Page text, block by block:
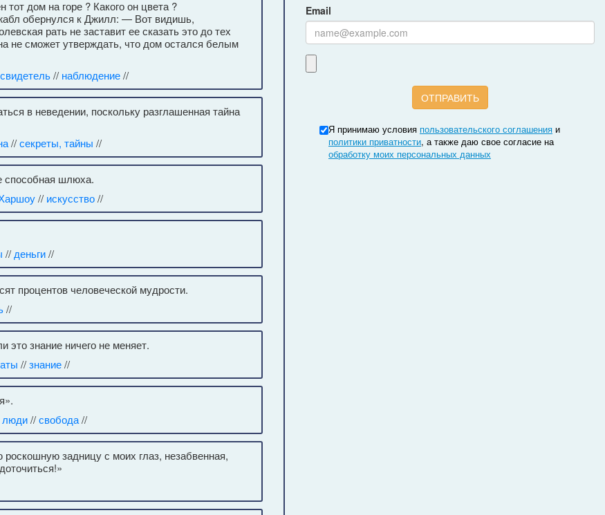
дом на горе ? Какого он цвета ?
обернулся к Джилл: — Вот видишь,
рать не заставит ее сказать это до тех
не сможет утверждать, что дом остался белым
свидетель// наблюдение//
в неведении, поскольку разглашенная тайна
//секреты, тайны //
способная шлюха.
// искусство//
// деньги//
процентов человеческой мудрости.
//
знание ничего не меняет.
//знание//
люди//свобода//
задницу с моих глаз, незабвенная,
Email
Я принимаю условия пользовательского соглашения и
политики приватности, а также даю свое согласие на
обработку моих персональных данных